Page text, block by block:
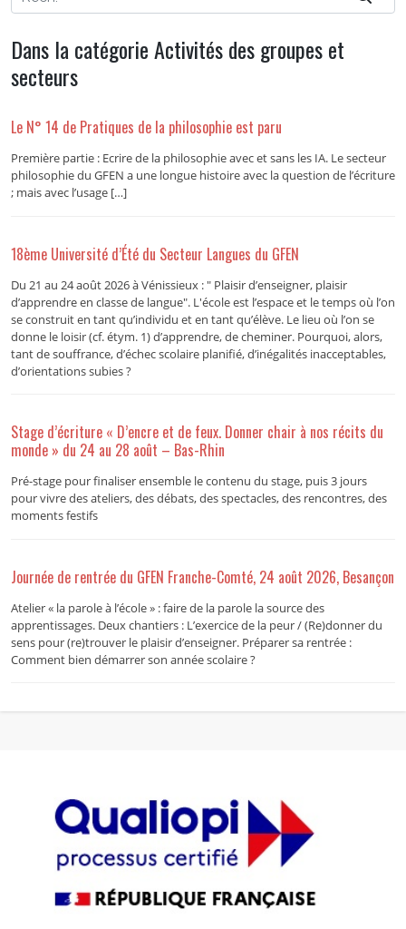
Dans la catégorie Activités des groupes et
secteurs
Le N° 14 de Pratiques de la philosophie est paru
Première partie : Ecrire de la philosophie avec et sans les IA. Le secteur
philosophie du GFEN a une longue histoire avec la question de l’écriture
; mais avec l’usage […]
18ème Université d’Été du Secteur Langues du GFEN
Du 21 au 24 août 2026 à Vénissieux : " Plaisir d’enseigner, plaisir
d’apprendre en classe de langue". L'école est l’espace et le temps où l’on
se construit en tant qu’individu et en tant qu’élève. Le lieu où l’on se
donne le loisir (cf. étym. 1) d’apprendre, de cheminer. Pourquoi, alors,
tant de souffrance, d’échec scolaire planifié, d’inégalités inacceptables,
d’orientations subies ?
Stage d’écriture « D’encre et de feux. Donner chair à nos récits du
monde » du 24 au 28 août – Bas-Rhin
Pré-stage pour finaliser ensemble le contenu du stage, puis 3 jours
pour vivre des ateliers, des débats, des spectacles, des rencontres, des
moments festifs
Journée de rentrée du GFEN Franche-Comté, 24 août 2026, Besançon
Atelier « la parole à l’école » : faire de la parole la source des
apprentissages. Deux chantiers : L’exercice de la peur / (Re)donner du
sens pour (re)trouver le plaisir d’enseigner. Préparer sa rentrée :
Comment bien démarrer son année scolaire ?